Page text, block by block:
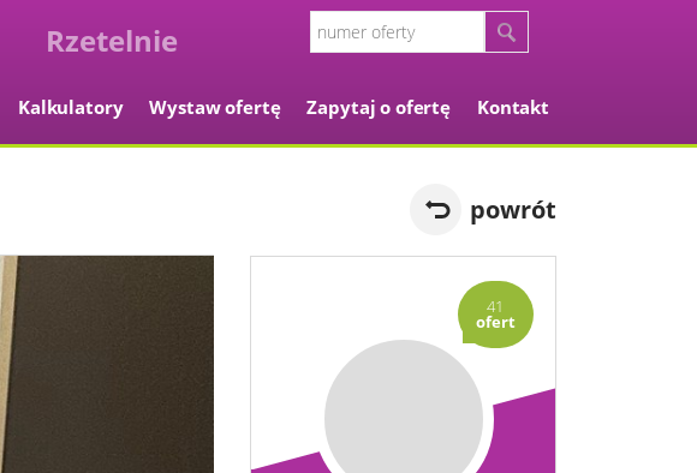
Kalkulatory Wystaw ofertę Zapytaj o ofertę Kontakt
powrót
41
ofert